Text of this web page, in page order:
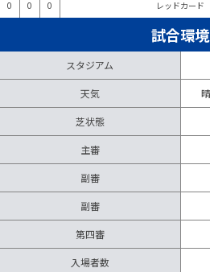
0 0 0 レッドカード
試合環境
スタジアム
天気
芝状態
主審
副審
副審
第四審
入場者数